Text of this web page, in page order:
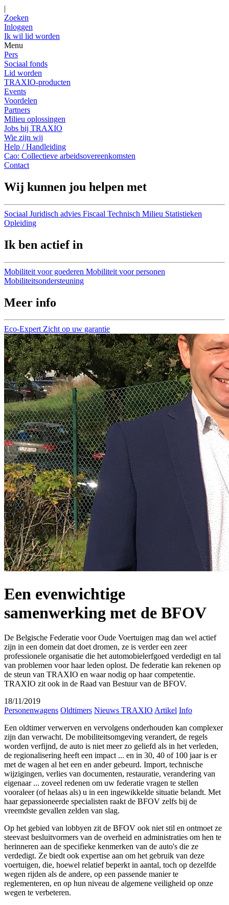
|
Zoeken
Inloggen
Ik wil lid worden
Menu
Pers
Sociaal fonds
Lid worden
TRAXIO-producten
Events
Voordelen
Partners
Milieu oplossingen
Jobs bij TRAXIO
Wie zijn wij
Help / Handleiding
Cao: Collectieve arbeidsovereenkomsten
Contact
Wij kunnen jou helpen met
Sociaal Juridisch advies Fiscaal Technisch Milieu Statistieken
Opleiding
Ik ben actief in
Mobiliteit voor goederen Mobiliteit voor personen
Mobiliteitsondersteuning
Meer info
Eco-Expert Zicht op uw garantie
Een evenwichtige
samenwerking met de BFOV
De Belgische Federatie voor Oude Voertuigen mag dan wel actief
zijn in een domein dat doet dromen, ze is verder een zeer
professionele organisatie die het automobielerfgoed verdedigt en tal
van problemen voor haar leden oplost. De federatie kan rekenen op
de steun van TRAXIO en waar nodig op haar competentie.
TRAXIO zit ook in de Raad van Bestuur van de BFOV.
18/11/2019
Personenwagens Oldtimers Nieuws TRAXIO Artikel Info
Een oldtimer verwerven en vervolgens onderhouden kan complexer
zijn dan verwacht. De mobiliteitsomgeving verandert, de regels
worden verfijnd, de auto is niet meer zo geliefd als in het verleden,
de regionalisering heeft een impact ... en in 30, 40 of 100 jaar is er
met de wagen al het een en ander gebeurd. Import, technische
wijzigingen, verlies van documenten, restauratie, verandering van
eigenaar ... zoveel redenen om uw federatie vragen te stellen
vooraleer (of helaas als) u in een ingewikkelde situatie belandt. Met
haar gepassioneerde specialisten raakt de BFOV zelfs bij de
vreemdste gevallen zelden van slag.
Op het gebied van lobbyen zit de BFOV ook niet stil en ontmoet ze
steevast besluitvormers van de overheid en administraties om hen te
herinneren aan de specifieke kenmerken van de auto's die ze
verdedigt. Ze biedt ook expertise aan om het gebruik van deze
voertuigen, die, hoewel relatief beperkt in aantal, toch op dezelfde
wegen rijden als de andere, op een passende manier te
reglementeren, en op hun niveau de algemene veiligheid op onze
wegen te verbeteren.